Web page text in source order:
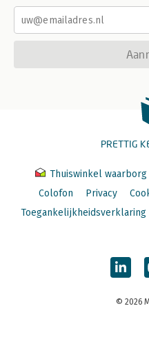
PRETTIG
Thuiswinkel waarborg
Colofon
Privacy
Toegankelijkheidsverklaring
© 2026